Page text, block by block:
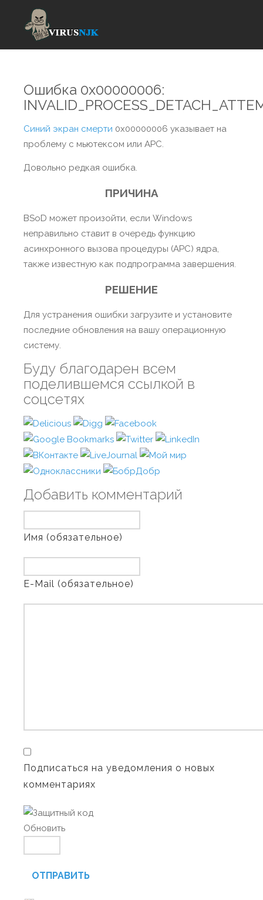
Ошибка 0x00000006:
Синий экран смерти 0x00000006 указывает на
проблему с мьютексом или APC.
Довольно редкая ошибка.
ПРИЧИНА
BSoD может произойти, если Windows
неправильно ставит в очередь функцию
асинхронного вызова процедуры (APC) ядра,
также известную как подпрограмма завершения.
РЕШЕНИЕ
Для устранения ошибки загрузите и установите
последние обновления на вашу операционную
систему.
Буду благодарен всем
поделившемся ссылкой в
соцсетях
Добавить комментарий
Имя (обязательное)
E-Mail (обязательное)
Подписаться на уведомления о новых
комментариях
Обновить
ОТПРАВИТЬ